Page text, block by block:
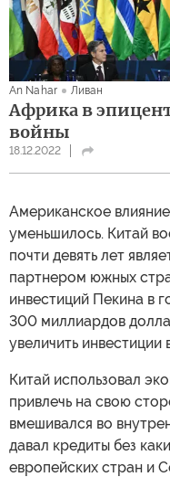
An Nahar Ливан
Африка в
войны
18.12.2022
Американское
уменьшилось. Китай
почти девять лет
партнером южных
инвестиций Пекина в
300 миллиардов
увеличить
Китай использовал
привлечь на свою
вмешивался во
давал кредиты без
европейских стран и